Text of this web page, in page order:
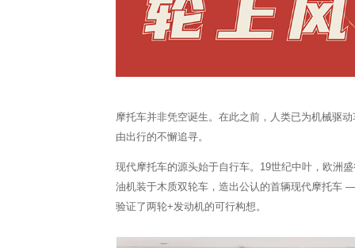
摩托车并非凭空诞生。在此之前，人类已为机械驱
由出行的不懈追寻。
现代摩托车的源头始于自行车。19世纪中叶，欧洲
油机装于木质双轮车，造出公认的首辆现代摩托车
验证了两轮+发动机的可行构想。